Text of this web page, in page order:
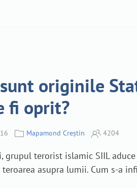
originile
fi oprit?
Mapamond Creștin 4204
grupul terorist islamic SIIL
asupra lumii. Cum s-a